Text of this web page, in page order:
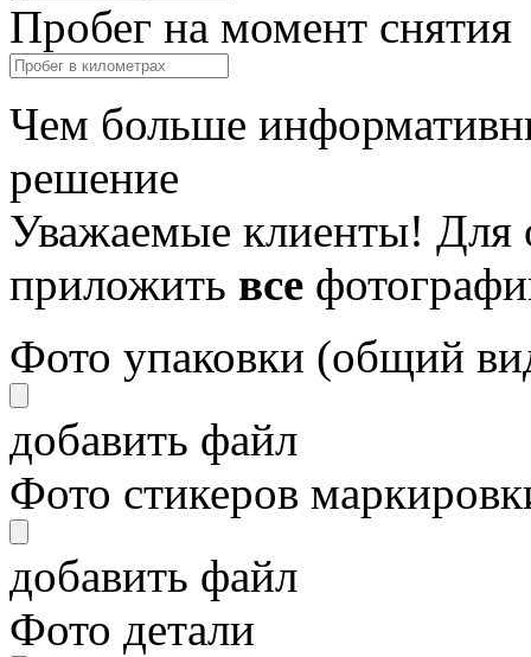
Пробег на момент снятия
Чем больше
решение
Уважаемые клиенты! Для
приложить все
Фото упаковки (общий
добавить файл
Фото стикеров
добавить файл
Фото детали